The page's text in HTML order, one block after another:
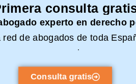
consulta
experto en derecho
de abogados de toda
compromiso.
Consulta gratis